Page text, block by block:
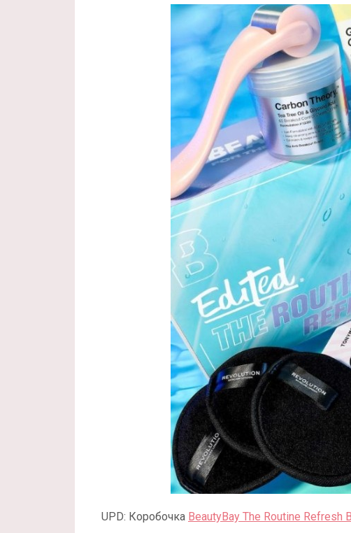
UPD: Коробочка BeautyBay The Routine Refresh